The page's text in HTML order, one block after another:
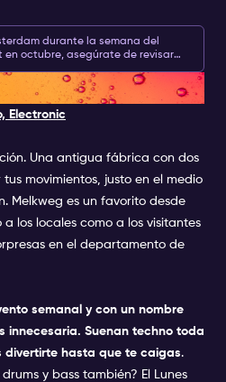
durante la semana del
en octubre, asegúrate de revisar
ADE como:John Doe , Club
& Het Sieraad.
Electronic
Una antigua fábrica con dos
movimientos, justo en el medio
Melkweg es un favorito desde
los locales como a los visitantes
en el departamento de
semanal y con un nombre
innecesaria. Suenan techno toda
divertirte hasta que te caigas.
y bass también? El Lunes